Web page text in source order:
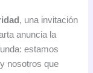
, una invitación
anuncia la
estamos
nosotros que